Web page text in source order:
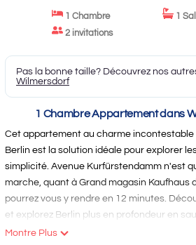
1 Chambre
1
2 invitations
Pas la bonne taille? Découvrez nos
Wilmersdorf
1 Chambre Appartement dans
Cet appartement au charme incontestable
Berlin est la solution idéale pour explorer
simplicité. Avenue Kurfürstendamm n'est
marche, quant à Grand magasin Kaufhaus
pourrez vous y rendre en 12 minutes.
et explorez Berlin plus en profondeur en
Station de métro Spichernstraße, à 4 min
Montre Plus